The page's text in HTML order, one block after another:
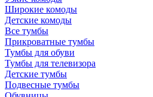
Широкие комоды
Детские комоды
Все тумбы
Прикроватные тумбы
Тумбы для обуви
Тумбы для телевизора
Детские тумбы
Подвесные тумбы